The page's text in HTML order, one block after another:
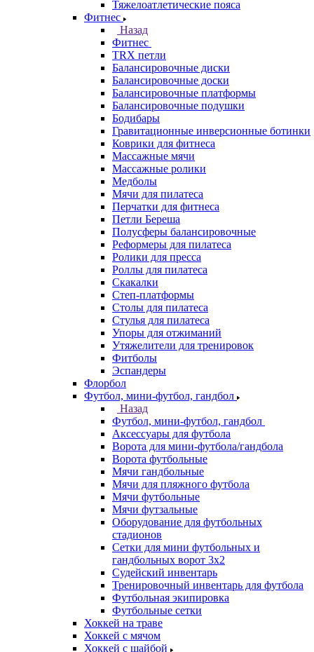
Тяжелоатлетические пояса
Фитнес
Назад
Фитнес
TRX петли
Балансировочные диски
Балансировочные доски
Балансировочные платформы
Балансировочные подушки
Бодибары
Гравитационные инверсионные ботинки
Коврики для фитнеса
Массажные мячи
Массажные ролики
Медболы
Мячи для пилатеса
Перчатки для фитнеса
Петли Береша
Полусферы балансировочные
Реформеры для пилатеса
Ролики для пресса
Роллы для пилатеса
Скакалки
Степ-платформы
Столы для пилатеса
Стулья для пилатеса
Упоры для отжиманий
Утяжелители для тренировок
Фитболы
Эспандеры
Флорбол
Футбол, мини-футбол, гандбол
Назад
Футбол, мини-футбол, гандбол
Аксессуары для футбола
Ворота для мини-футбола/гандбола
Ворота футбольные
Мячи гандбольные
Мячи для пляжного футбола
Мячи футбольные
Мячи футзальные
Оборудование для футбольных
стадионов
Сетки для мини футбольных и
гандбольных ворот 3х2
Судейский инвентарь
Тренировочный инвентарь для футбола
Футбольная экипировка
Футбольные сетки
Хоккей на траве
Хоккей с мячом
Хоккей с шайбой